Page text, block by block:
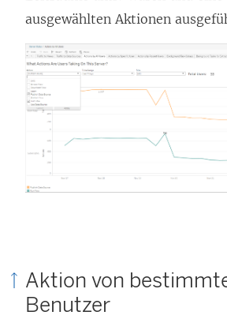
ausgewählten Aktionen
Aktion von
Benutzer